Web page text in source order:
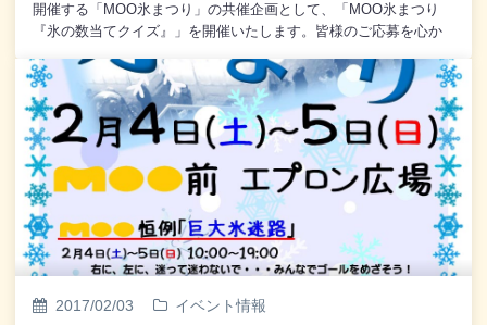
開催する「MOO氷まつり」の共催企画として、「MOO氷まつり
『氷の数当てクイズ』」を開催いたします。皆様のご応募を心か
数当てクイズ』」---MOO氷まつりの「巨大氷迷路」に使われてい
る氷の本数を当てて、 鶴雅ウイングス・ペア宿泊券をもらお
う！---◎ 開催期間＝2月4日(土)・5日(日) ［2日
間］ ※2月5日(日)は午後7時まで 2月4日(土)・5
日(日) MOOエプロン広場に設置の 「巨大氷迷路」に使われ
ている氷の本数を正しく答えてくれたお客様に 鶴雅ウイング
ス・ペア宿泊券をプレゼントいたします。
^^^^^^^^^^^^^^^^^^^^^^^^^^◎ 当選数＝2本 (正解者多数の
場合は抽選とさせていただきます。)◎ 気になる応募方法
は・・・ 1．MOO館内の各店舗で、1,000円以上お買い上げの
券には発行した店舗印を必ずもらってください。】 2．応募券
2017/02/03 イベント情報